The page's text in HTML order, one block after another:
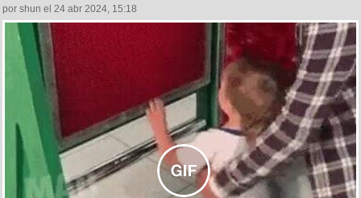
por shun el 24 abr 2024, 15:18